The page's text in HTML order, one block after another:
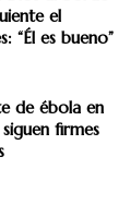
el
“Él es bueno”
de ébola en
firmes